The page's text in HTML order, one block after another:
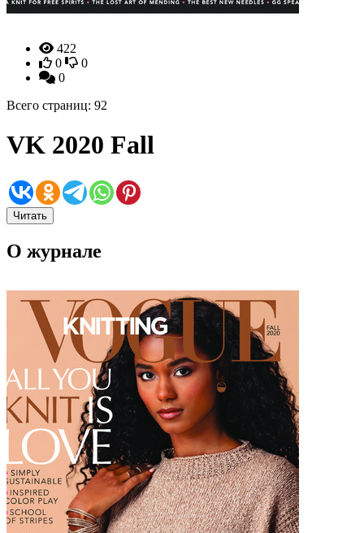
422
0
0
0
Всего страниц: 92
VK 2020 Fall
Читать
О журнале